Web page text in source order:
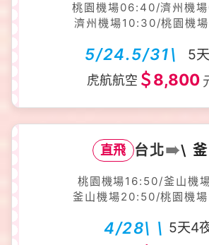
桃園機場06:40/濟州機
濟州機場10:30/桃園機
5/24.5/31\ 5
虎航航空 ＄8,800
直飛 台北➠\ 釜
桃園機場16:50/釜山機
釜山機場20:50/桃園機
4/28\ \ 5天4